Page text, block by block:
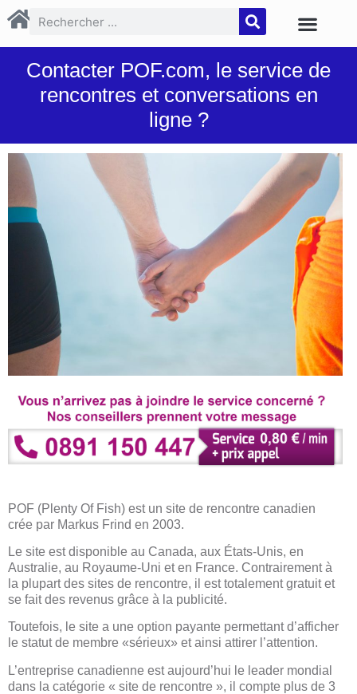
Contacter POF.com, le service de
rencontres et conversations en
ligne ?
POF (Plenty Of Fish) est un site de rencontre canadien
crée par Markus Frind en 2003.
Le site est disponible au Canada, aux États-Unis, en
Australie, au Royaume-Uni et en France. Contrairement à
la plupart des sites de rencontre, il est totalement gratuit et
se fait des revenus grâce à la publicité.
Toutefois, le site a une option payante permettant d’afficher
le statut de membre «sérieux» et ainsi attirer l’attention.
L’entreprise canadienne est aujourd’hui le leader mondial
dans la catégorie « site de rencontre », il compte plus de 3